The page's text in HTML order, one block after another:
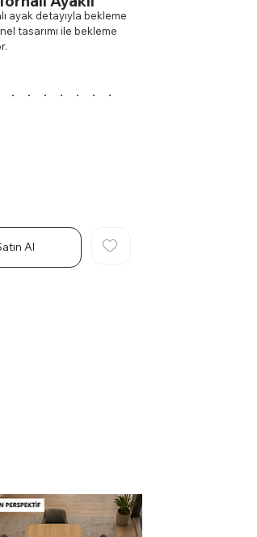
ayak detayıyla bekleme
tasarımı ile bekleme
deneyimi sunar.
Al